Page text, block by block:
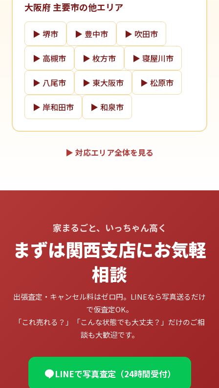
大阪府 主要市の他エリア
▶ 堺市 ▶ 豊中市 ▶ 吹田市
▶ 高槻市 ▶ 枚方市 ▶ 寝屋川市
▶ 八尾市 ▶ 東大阪市 ▶ 松原市
▶ 岸和田市 ▶ 和泉市
▶ 対応エリア全体を見る
家まるごと、いっちゃん高く
まずは関西支店にお気軽
相談
出張査定・キャンセル料はゼロ円。LINEなら写真送るだけ
で仮査定OK。
「これ売れる？」「こんな状態でも大丈夫？」だけのご相
談も大歓迎です。
LINEで写真査定（24時間受付）